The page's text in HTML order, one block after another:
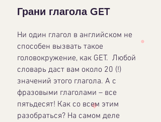
Грани глагола GET
Ни один глагол в английском не
способен вызвать такое
головокружение, как GET. Любой
словарь даст вам около 20 (!)
значений этого глагола. А с
фразовыми глаголами – все
пятьдесят! Как со всем этим
разобраться? На самом деле